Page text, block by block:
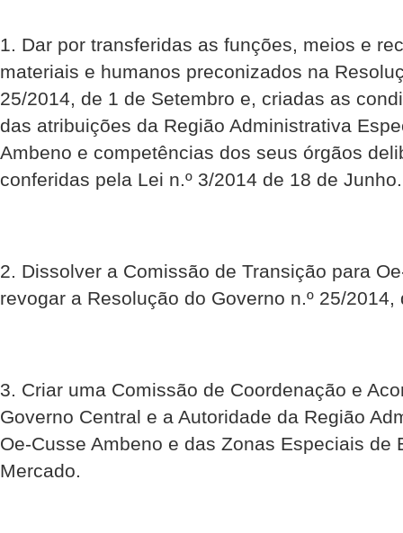
1. Dar por transferidas as funções, meios e
materiais e humanos preconizados na
25/2014, de 1 de Setembro e, criadas as
das atribuições da Região Administrativa
Ambeno e competências dos seus órgãos
conferidas pela Lei n.º 3/2014 de 18 de Junho.
2. Dissolver a Comissão de Transição para
revogar a Resolução do Governo n.º 25/
3. Criar uma Comissão de Coordenação e
Governo Central e a Autoridade da Região
Oe-Cusse Ambeno e das Zonas Especiais de
Mercado.